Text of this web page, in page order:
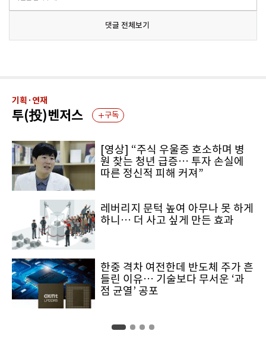
댓글 전체보기
기획·연재
투(投)벤저스 구독
[영상] “주식 우울증 호소하며 병
원 찾는 청년 급증… 투자 손실에
따른 정신적 피해 커져”
레버리지 문턱 높여 아무나 못 하게
하니… 더 사고 싶게 만든 효과
한중 격차 여전한데 반도체 주가 흔
들린 이유… 기술보다 무서운 ‘과
점 균열’ 공포